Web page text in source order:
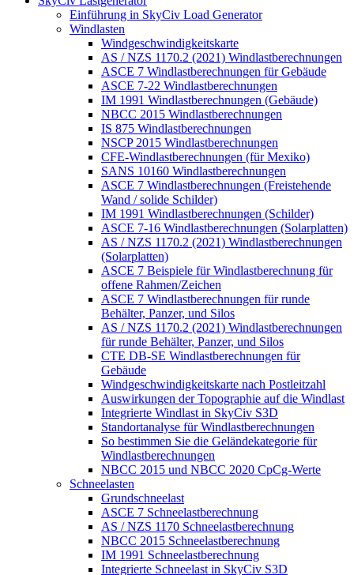
Einführung in SkyCiv Load Generator
Windlasten
Windgeschwindigkeitskarte
AS / NZS 1170.2 (2021) Windlastberechnungen
ASCE 7 Windlastberechnungen für Gebäude
ASCE 7-22 Windlastberechnungen
IM 1991 Windlastberechnungen (Gebäude)
NBCC 2015 Windlastberechnungen
IS 875 Windlastberechnungen
NSCP 2015 Windlastberechnungen
CFE-Windlastberechnungen (für Mexiko)
SANS 10160 Windlastberechnungen
ASCE 7 Windlastberechnungen (Freistehende
Wand / solide Schilder)
IM 1991 Windlastberechnungen (Schilder)
ASCE 7-16 Windlastberechnungen (Solarplatten)
AS / NZS 1170.2 (2021) Windlastberechnungen
(Solarplatten)
ASCE 7 Beispiele für Windlastberechnung für
offene Rahmen/Zeichen
ASCE 7 Windlastberechnungen für runde
Behälter, Panzer, und Silos
AS / NZS 1170.2 (2021) Windlastberechnungen
für runde Behälter, Panzer, und Silos
CTE DB-SE Windlastberechnungen für
Gebäude
Windgeschwindigkeitskarte nach Postleitzahl
Auswirkungen der Topographie auf die Windlast
Integrierte Windlast in SkyCiv S3D
Standortanalyse für Windlastberechnungen
So bestimmen Sie die Geländekategorie für
Windlastberechnungen
NBCC 2015 und NBCC 2020 CpCg-Werte
Schneelasten
Grundschneelast
ASCE 7 Schneelastberechnung
AS / NZS 1170 Schneelastberechnung
NBCC 2015 Schneelastberechnung
IM 1991 Schneelastberechnung
Integrierte Schneelast in SkyCiv S3D